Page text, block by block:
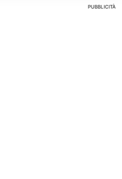
PUBBLICITÀ